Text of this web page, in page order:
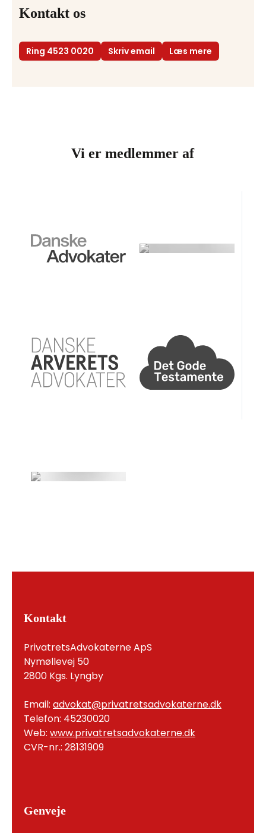
Kontakt os
Ring 4523 0020 Skriv email Læs mere
Vi er medlemmer af
Kontakt
PrivatretsAdvokaterne ApS
Nymøllevej 50
2800 Kgs. Lyngby
Email: advokat@privatretsadvokaterne.dk
Telefon: 45230020
Web: www.privatretsadvokaterne.dk
CVR-nr.: 28131909
Genveje